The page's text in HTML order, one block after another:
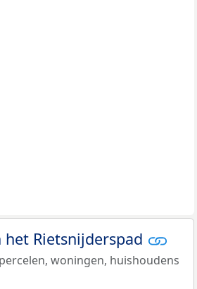
het Rietsnijderspad
woningen, huishoudens